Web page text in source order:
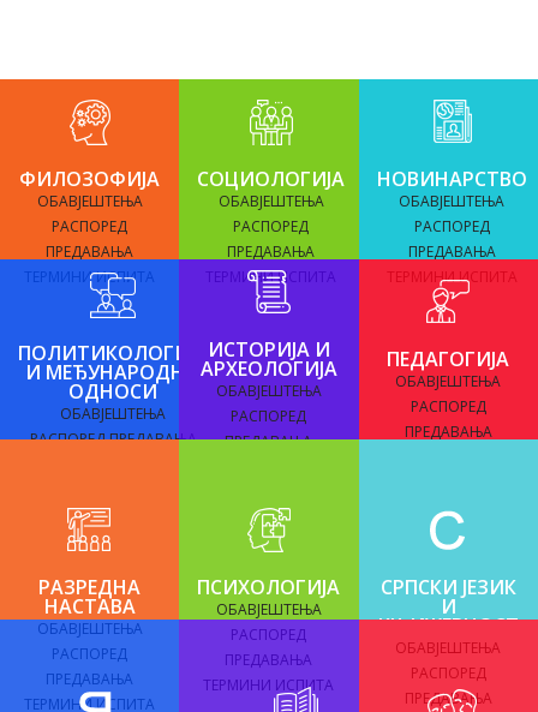
ФИЛОЗОФИЈА
ОБАВЈЕШТЕЊА
РАСПОРЕД
ПРЕДАВАЊА
ТЕРМИНИ ИСПИТА
СОЦИОЛОГИЈА
ОБАВЈЕШТЕЊА
РАСПОРЕД
ПРЕДАВАЊА
ТЕРМИНИ ИСПИТА
НОВИНАРСТВО
ОБАВЈЕШТЕЊА
РАСПОРЕД
ПРЕДАВАЊА
ТЕРМИНИ ИСПИТА
ПОЛИТИКОЛОГИЈА
И МЕЂУНАРОДНИ
ОДНОСИ
ОБАВЈЕШТЕЊА
РАСПОРЕД ПРЕДАВАЊА
ИСТОРИЈА И
АРХЕОЛОГИЈА
ОБАВЈЕШТЕЊА
РАСПОРЕД
ПРЕДАВАЊА
ПЕДАГОГИЈА
ОБАВЈЕШТЕЊА
РАСПОРЕД
ПРЕДАВАЊА
РАЗРЕДНА
НАСТАВА
ОБАВЈЕШТЕЊА
РАСПОРЕД
ПРЕДАВАЊА
ТЕРМИНИ ИСПИТА
ПСИХОЛОГИЈА
ОБАВЈЕШТЕЊА
РАСПОРЕД
ПРЕДАВАЊА
ТЕРМИНИ ИСПИТА
СРПСКИ ЈЕЗИК
И
КЊИЖЕВНОСТ
ОБАВЈЕШТЕЊА
РАСПОРЕД
ПРЕДАВАЊА